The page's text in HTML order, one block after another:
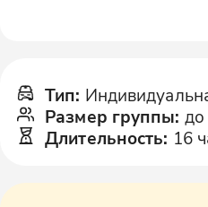
Тип:
Размер группы: до
Длительность: 16